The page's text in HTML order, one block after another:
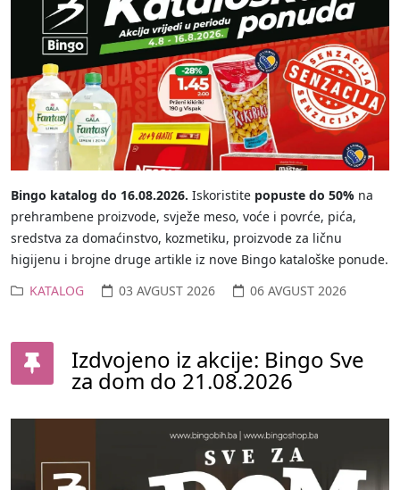
Bingo katalog do 16.08.2026. Iskoristite popuste do 50% na
prehrambene proizvode, svježe meso, voće i povrće, pića,
sredstva za domaćinstvo, kozmetiku, proizvode za ličnu
higijenu i brojne druge artikle iz nove Bingo kataloške ponude.
KATALOG
03 AVGUST 2026 06 AVGUST 2026
Izdvojeno iz akcije: Bingo Sve
za dom do 21.08.2026